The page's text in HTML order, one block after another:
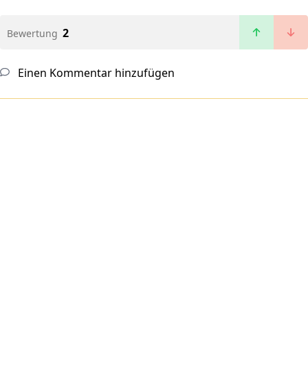
Bewertung 2
Einen Kommentar hinzufügen